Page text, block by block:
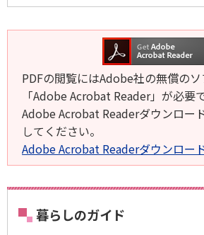
PDFの閲覧にはAdobe社の無償の
「Adobe Acrobat Reader」が必要
Adobe Acrobat Readerダウンロー
してください。
Adobe Acrobat Readerダウンロー
暮らしのガイド